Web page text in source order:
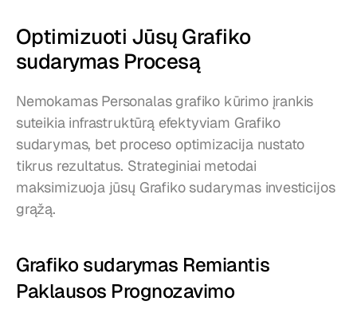
Optimizuoti Jūsų Grafiko
sudarymas Procesą
Nemokamas Personalas grafiko kūrimo įrankis
suteikia infrastruktūrą efektyviam Grafiko
sudarymas, bet proceso optimizacija nustato
tikrus rezultatus. Strateginiai metodai
maksimizuoja jūsų Grafiko sudarymas investicijos
grąžą.
Grafiko sudarymas Remiantis
Paklausos Prognozavimo